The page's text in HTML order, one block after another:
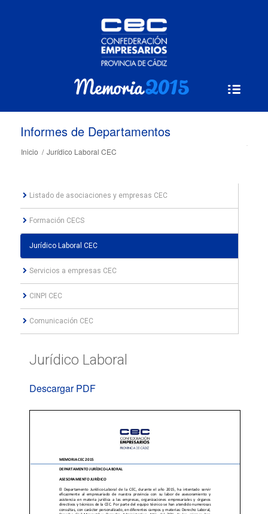
Informes de Departamentos
Inicio / Jurídico Laboral CEC
Listado de asociaciones y empresas CEC
Formación CECS
Jurídico Laboral CEC
Servicios a empresas CEC
CINPI CEC
Comunicación CEC
Jurídico Laboral
Descargar PDF